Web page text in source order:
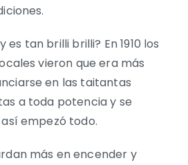
es tan brilli brilli? En 1910 los
vieron que era más
en las taitantas
a toda potencia y se
empezó todo.
más en encender y